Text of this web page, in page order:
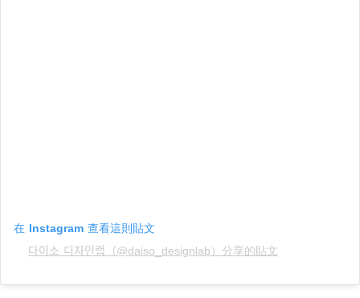
在 Instagram 查看這則貼文
다이소 디자인랩（@daiso_designlab）分享的貼文